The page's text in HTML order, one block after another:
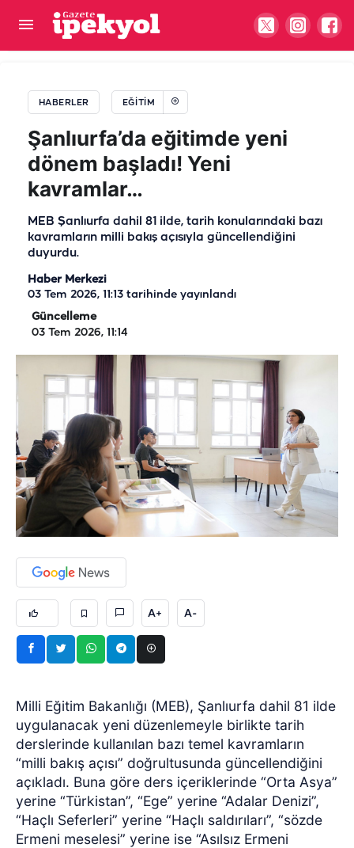
HABERLER EĞITIM
Şanlıurfa’da eğitimde yeni
dönem başladı! Yeni
kavramlar…
MEB Şanlıurfa dahil 81 ilde, tarih konularındaki bazı
kavramların milli bakış açısıyla güncellendiğini
duyurdu.
Haber Merkezi
03 Tem 2026, 11:13 tarihinde yayınlandı
Güncelleme
03 Tem 2026, 11:14
A+ A-
Milli Eğitim Bakanlığı (MEB), Şanlıurfa dahil 81 ilde
uygulanacak yeni düzenlemeyle birlikte tarih
derslerinde kullanılan bazı temel kavramların
“milli bakış açısı” doğrultusunda güncellendiğini
açıkladı. Buna göre ders içeriklerinde “Orta Asya”
yerine “Türkistan”, “Ege” yerine “Adalar Denizi”,
“Haçlı Seferleri” yerine “Haçlı saldırıları”, “sözde
Ermeni meselesi” yerine ise “Asılsız Ermeni
KPSS’ye girecekler dikkat! Sınav ücretleri